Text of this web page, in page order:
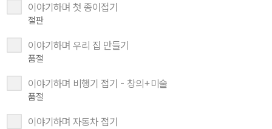
이야기하며 첫 종이접기
절판
이야기하며 우리 집 만들기
품절
이야기하며 비행기 접기 - 창의+미술
품절
이야기하며 자동차 접기